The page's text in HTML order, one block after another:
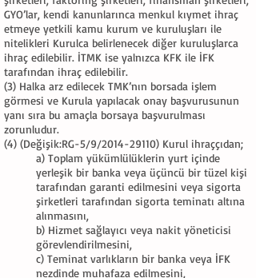
GYO’lar, kendi kanunlarınca menkul kıymet ihraç
etmeye yetkili kamu kurum ve kuruluşları ile
nitelikleri Kurulca belirlenecek diğer kuruluşlarca
ihraç edilebilir. İTMK ise yalnızca KFK ile İFK
tarafından ihraç edilebilir.
(3) Halka arz edilecek TMK’nın borsada işlem
görmesi ve Kurula yapılacak onay başvurusunun
yanı sıra bu amaçla borsaya başvurulması
zorunludur.
(4) (Değişik:RG-5/9/2014-29110) Kurul ihraççıdan;
a) Toplam yükümlülüklerin yurt içinde
yerleşik bir banka veya üçüncü bir tüzel kişi
tarafından garanti edilmesini veya sigorta
şirketleri tarafından sigorta teminatı altına
alınmasını,
b) Hizmet sağlayıcı veya nakit yöneticisi
görevlendirilmesini,
c) Teminat varlıkların bir banka veya İFK
nezdinde muhafaza edilmesini,